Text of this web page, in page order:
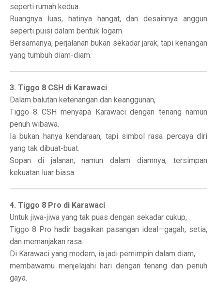
seperti rumah kedua.
Ruangnya luas, hatinya hangat, dan desainnya anggun
seperti puisi dalam bentuk logam.
Bersamanya, perjalanan bukan sekadar jarak, tapi kenangan
yang tumbuh diam-diam.
3. Tiggo 8 CSH di Karawaci
Dalam balutan ketenangan dan keanggunan,
Tiggo 8 CSH menyapa Karawaci dengan tenang namun
penuh wibawa.
Ia bukan hanya kendaraan, tapi simbol rasa percaya diri
yang tak dibuat-buat.
Sopan di jalanan, namun dalam diamnya, tersimpan
kekuatan luar biasa.
4. Tiggo 8 Pro di Karawaci
Untuk jiwa-jiwa yang tak puas dengan sekadar cukup,
Tiggo 8 Pro hadir bagaikan pasangan ideal—gagah, setia,
dan memanjakan rasa.
Di Karawaci yang modern, ia jadi pemimpin dalam diam,
membawamu menjelajahi hari dengan tenang dan penuh
gaya.